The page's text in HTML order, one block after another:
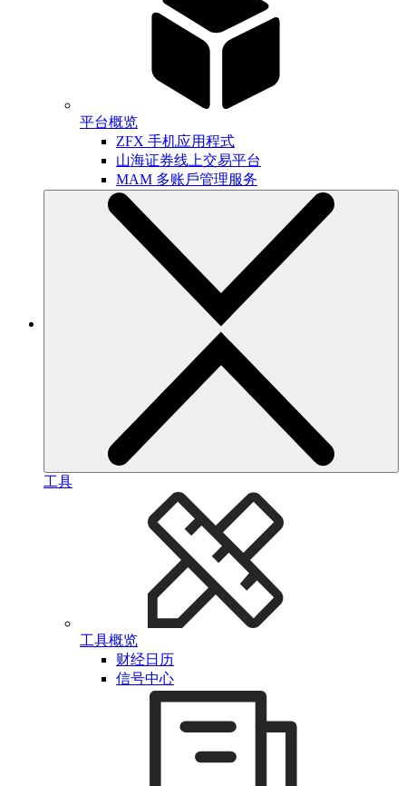
平台概览
ZFX 手机应用程式
山海证券线上交易平台
MAM 多账戶管理服务
工具
工具概览
财经日历
信号中心